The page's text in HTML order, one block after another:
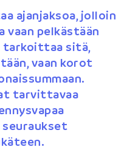
ajanjaksoa, jolloin
vaan pelkästään
tarkoittaa sitä,
vaan korot
tarvittavaa
seuraukset